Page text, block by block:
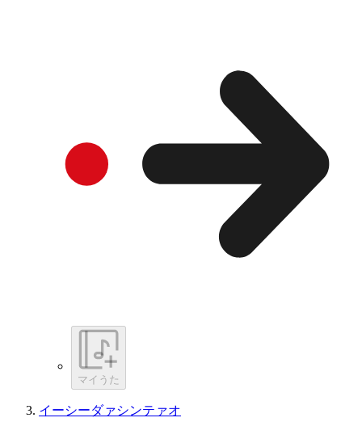
マイうた
イーシーダァシンテァオ